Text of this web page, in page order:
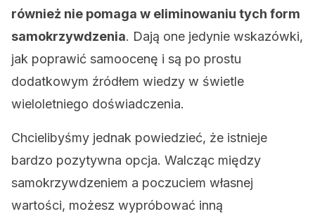
również nie pomaga w eliminowaniu tych form
samokrzywdzenia. Dają one jedynie wskazówki,
jak poprawić samoocenę i są po prostu
dodatkowym źródłem wiedzy w świetle
wieloletniego doświadczenia.
Chcielibyśmy jednak powiedzieć, że istnieje
bardzo pozytywna opcja. Walcząc między
samokrzywdzeniem a poczuciem własnej
wartości, możesz wypróbować inną